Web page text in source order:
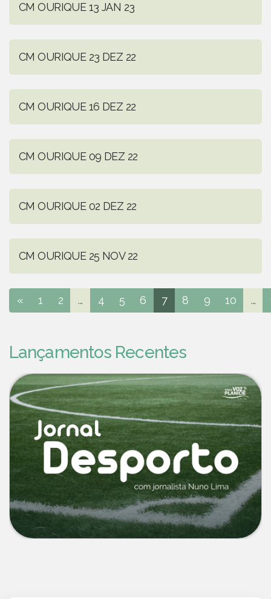
CM OURIQUE 13 JAN 23
CM OURIQUE 23 DEZ 22
CM OURIQUE 16 DEZ 22
CM OURIQUE 09 DEZ 22
CM OURIQUE 02 DEZ 22
CM OURIQUE 25 NOV 22
« 1 2 ... 4 5 6 7 8 9 10 ...
Lançamentos Recentes